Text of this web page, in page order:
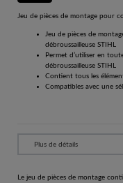
Jeu de pièces de montage pour
Jeu de pièces de
débroussailleuse STIHL
Permet d’utiliser en
débroussailleuse STIHL
Contient tous les
Compatibles avec une
Le jeu de pièces de montage